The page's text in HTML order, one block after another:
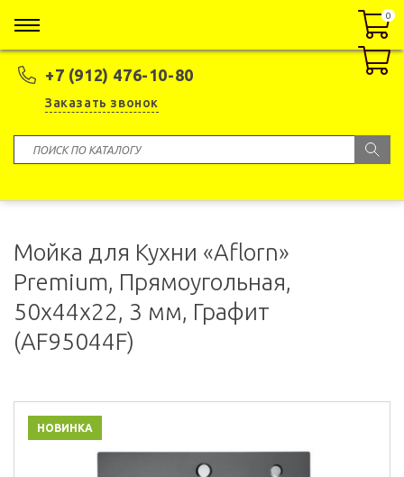
+7 (912) 476-10-80
Заказать звонок
0
0
Мойка для Кухни «Aflorn»
Premium, Прямоугольная,
50x44x22, 3 мм, Графит
(AF95044F)
НОВИНКА